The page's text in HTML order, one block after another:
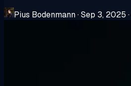
Pius Bodenmann·Sep 3, 2025 ·